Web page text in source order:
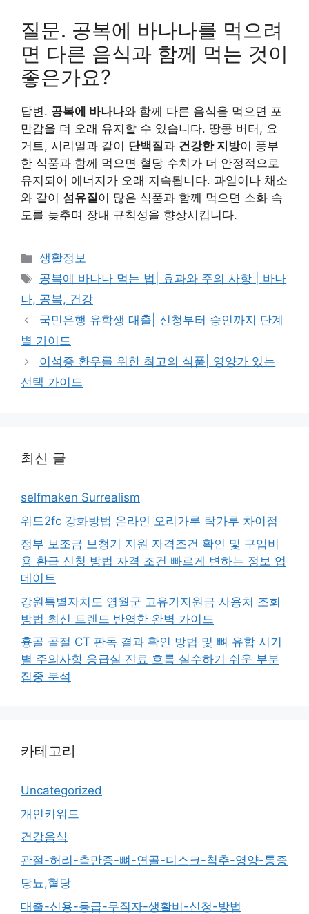
질문. 공복에 바나나를 먹으려
면 다른 음식과 함께 먹는 것이
좋은가요?
답변. 공복에 바나나와 함께 다른 음식을 먹으면 포
만감을 더 오래 유지할 수 있습니다. 땅콩 버터, 요
거트, 시리얼과 같이 단백질과 건강한 지방이 풍부
한 식품과 함께 먹으면 혈당 수치가 더 안정적으로
유지되어 에너지가 오래 지속됩니다. 과일이나 채소
와 같이 섬유질이 많은 식품과 함께 먹으면 소화 속
도를 늦추며 장내 규칙성을 향상시킵니다.
카
테
리
생활정보
태
그
공복에 바나나 먹는 법| 효과와 주의 사항 | 바나
나, 공복, 건강
국민은행 유학생 대출| 신청부터 승인까지 단계
별 가이드
이석증 환우를 위한 최고의 식품| 영양가 있는
선택 가이드
최신 글
selfmaken Surrealism
위드2fc 강화방법 온라인 오리가루 락가루 차이점
정부 보조금 보청기 지원 자격조건 확인 및 구입비
용 환급 신청 방법 자격 조건 빠르게 변하는 정보 업
데이트
강원특별자치도 영월군 고유가지원금 사용처 조회
방법 최신 트렌드 반영한 완벽 가이드
흉골 골절 CT 판독 결과 확인 방법 및 뼈 유합 시기
별 주의사항 응급실 진료 흐름 실수하기 쉬운 부분
집중 분석
카테고리
Uncategorized
개인키워드
건강음식
관절-허리-측만증-뼈-연골-디스크-척추-영양-통증
당뇨,혈당
대출-신용-등급-무직자-생활비-신청-방법